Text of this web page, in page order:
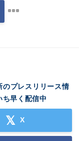
のプレスリリース情
ち早く配信中
X